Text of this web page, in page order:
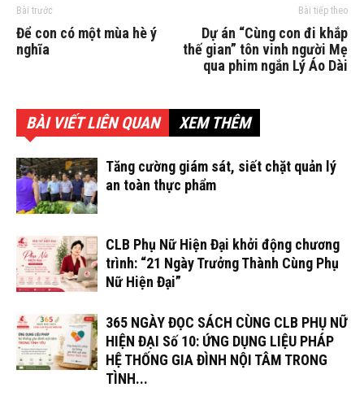
Bài trước
Để con có một mùa hè ý
nghĩa
Bài tiếp theo
Dự án “Cùng con đi khắp
thế gian” tôn vinh người Mẹ
qua phim ngắn Lý Áo Dài
BÀI VIẾT LIÊN QUAN XEM THÊM
Tăng cường giám sát, siết chặt quản lý
an toàn thực phẩm
CLB Phụ Nữ Hiện Đại khởi động chương
trình: “21 Ngày Trưởng Thành Cùng Phụ
Nữ Hiện Đại”
365 NGÀY ĐỌC SÁCH CÙNG CLB PHỤ NỮ
HIỆN ĐẠI Số 10: ỨNG DỤNG LIỆU PHÁP
HỆ THỐNG GIA ĐÌNH NỘI TÂM TRONG
TÌNH...